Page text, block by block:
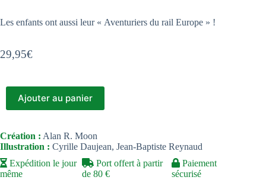
29,95€
Les enfants ont aussi leur « Aventuriers du rail Europe » !
Ajouter au panier
Expédition le jour
même
Port offert à partir
de 80 €
Paiement
sécurisé
Création : Alan R. Moon
Illustration : Cyrille Daujean, Jean-Baptiste Reynaud